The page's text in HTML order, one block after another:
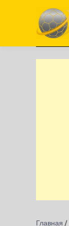
содержимому
Главная /